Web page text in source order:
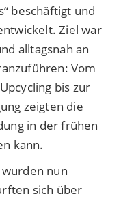
beschäftigt und
Ziel war
alltagsnah an
Vom
bis zur
zeigten die
in der frühen
kann.
nun
sich über